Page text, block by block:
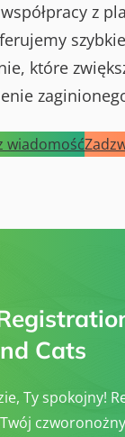
z
które
wiadomość
Cats
Ty spokojny!